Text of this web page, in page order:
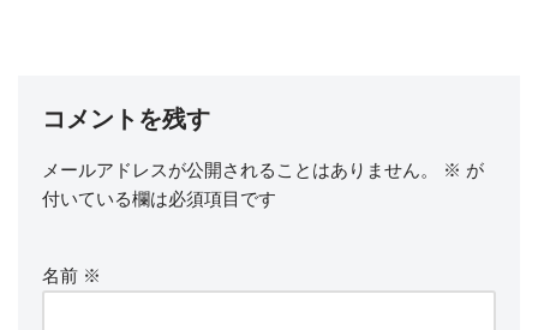
コメントを残す
メールアドレスが公開されることはありません。 ※ が
付いている欄は必須項目です
名前 ※